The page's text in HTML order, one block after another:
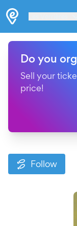
Do you
Sell your
price!
Follow